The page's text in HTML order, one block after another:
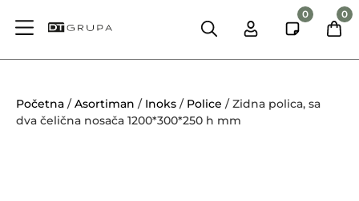
0 0
Početna /Asortiman / Inoks / Police / Zidna polica, sa
dva čelična nosača 1200*300*250 h mm